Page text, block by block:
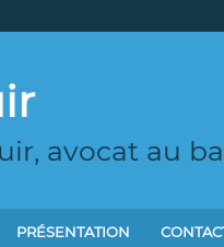
avocat au
PRÉSENTATION